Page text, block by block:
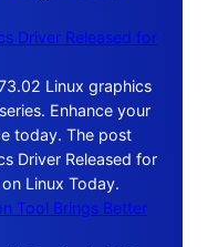
Driver Released for
Linux graphics
Enhance your
today. The post
Driver Released for
Linux Today.
Tool Brings Better